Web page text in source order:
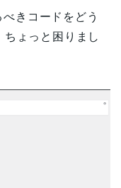
きコードをどう
ょっと困りまし